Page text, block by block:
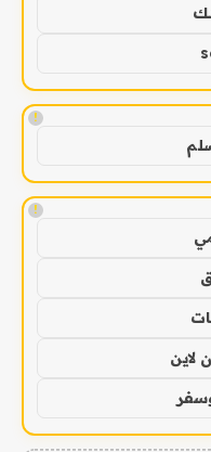
!
!
لاين